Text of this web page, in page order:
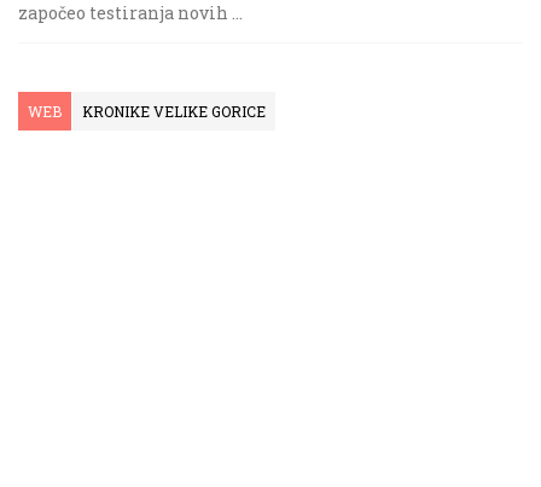
započeo testiranja novih …
WEB KRONIKE VELIKE GORICE